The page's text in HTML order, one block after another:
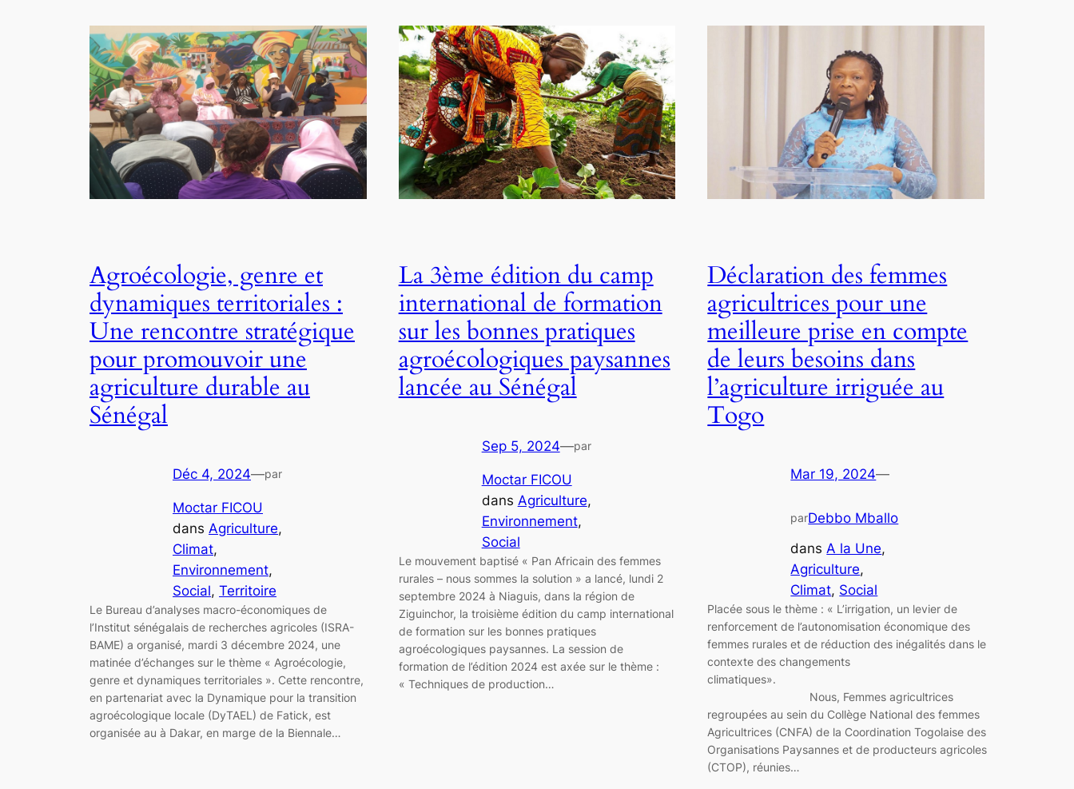
Agroécologie, genre et
dynamiques territoriales :
Une rencontre stratégique
pour promouvoir une
agriculture durable au
Sénégal
Déc 4, 2024—par
Moctar FICOU
dans Agriculture
Climat
Environnement
Social, Territoire
Le Bureau d’analyses macro-économiques de
l’Institut sénégalais de recherches agricoles (ISRA-
BAME) a organisé, mardi 3 décembre 2024, une
matinée d’échanges sur le thème « Agroécologie,
genre et dynamiques territoriales ». Cette rencontre,
en partenariat avec la Dynamique pour la transition
agroécologique locale (DyTAEL) de Fatick, est
organisée au à Dakar, en marge de la Biennale…
La 3ème édition du camp
international de formation
sur les bonnes pratiques
agroécologiques paysannes
lancée au Sénégal
Sep 5, 2024—par
Moctar FICOU
dans Agriculture
Environnement
Social
Le mouvement baptisé « Pan Africain des femmes
rurales – nous sommes la solution » a lancé, lundi 2
septembre 2024 à Niaguis, dans la région de
Ziguinchor, la troisième édition du camp international
de formation sur les bonnes pratiques
agroécologiques paysannes. La session de
formation de l’édition 2024 est axée sur le thème :
« Techniques de production…
Déclaration des femmes
agricultrices pour une
meilleure prise en compte
de leurs besoins dans
l’agriculture irriguée au
Togo
Mar 19, 2024—
parDebbo Mballo
dansA la Une
Agriculture
Climat, Social
Placée sous le thème : « L’irrigation, un levier de
renforcement de l’autonomisation économique des
femmes rurales et de réduction des inégalités dans le
contexte des changements
climatiques».
Nous, Femmes agricultrices
regroupées au sein du Collège National des femmes
Agricultrices (CNFA) de la Coordination Togolaise des
Organisations Paysannes et de producteurs agricoles
(CTOP), réunies…